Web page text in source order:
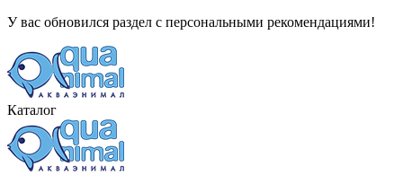
У вас обновился раздел с персональными рекомендациями!
Каталог